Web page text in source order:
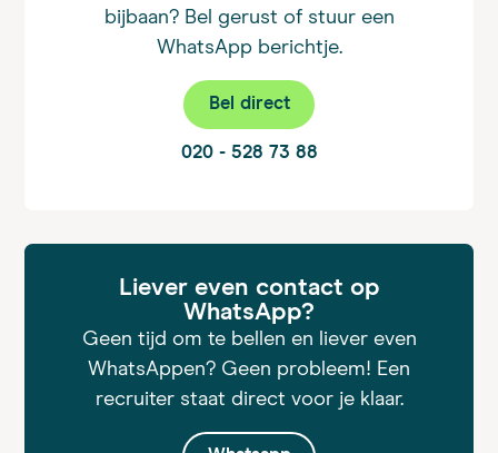
bijbaan? Bel gerust of stuur een
WhatsApp berichtje.
Bel direct
020 - 528 73 88
Liever even contact op
WhatsApp?
Geen tijd om te bellen en liever even
WhatsAppen? Geen probleem! Een
recruiter staat direct voor je klaar.